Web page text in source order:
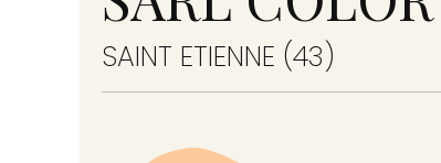
SAINT ETIENNE (43)